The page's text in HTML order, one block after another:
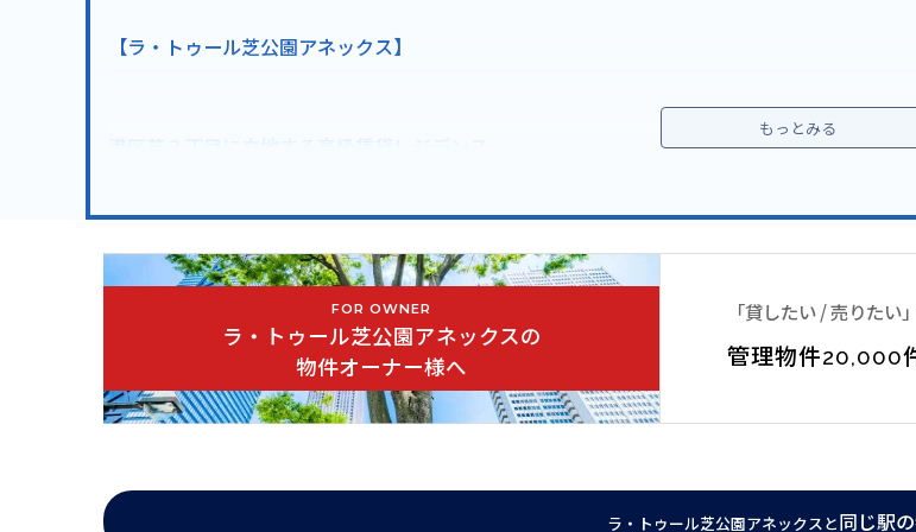
【ラ・トゥール芝公園アネックス】
住友不動産プロデュースの超高級賃貸マンション「ラ・トゥール」シリーズです。地上7階建
ンションでございます。タワーレジデンスの「ラ・トゥール芝公園」と一つにした開放感あ
園」至近で緑豊かな立地。チェス盤をイメージしたデザイン性の高いエントランスロビー。
■フィットネスルーム
■ラウンジスペース
■ＴＶモニター付インターフォン
FOR OWNER
ラ・トゥール芝公園アネックスの
物件オーナー様へ
「貸したい / 売りたい
管理物件20,000
ラ・トゥール芝公園アネックスと同じ駅